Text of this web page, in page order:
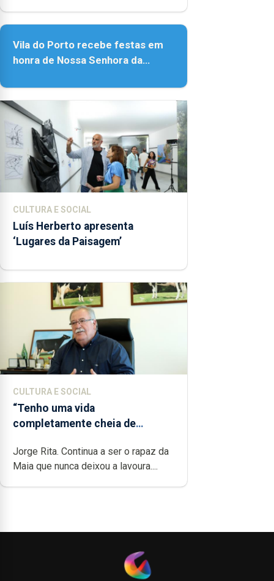
Vila do Porto recebe festas em
honra de Nossa Senhora da
CULTURA E SOCIAL
Luís Herberto apresenta
‘Lugares da Paisagem’
CULTURA E SOCIAL
“Tenho uma vida
completamente cheia de
muita paixão”
Jorge Rita. Continua a ser o rapaz da
Maia que nunca deixou a lavoura....